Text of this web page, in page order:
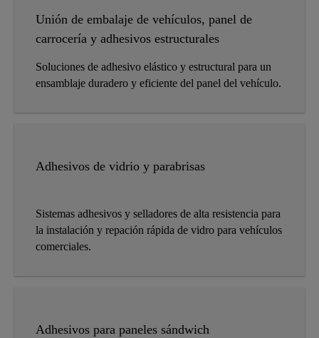
Unión de embalaje de vehículos, panel de
carrocería y adhesivos estructurales
Soluciones de adhesivo elástico y estructural para un
ensamblaje duradero y eficiente del panel del vehículo.
Adhesivos de vidrio y parabrisas
Sistemas adhesivos y selladores de alta resistencia para
la instalación y repación rápida de vidro para vehículos
comerciales.
Adhesivos para paneles sándwich